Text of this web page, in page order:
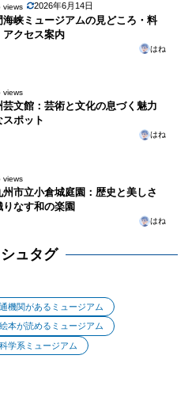
views 2026年6月14日
海峡ミュージアムの見どころ・料
アクセス案内
はね
views
芸文館：芸術と文化の息づく魅力
スポット
はね
views
州市立小倉城庭園：歴史と美しさ
りなす和の楽園
はね
ュタグ
機関があるミュージアム
本が読めるミュージアム
学系ミュージアム